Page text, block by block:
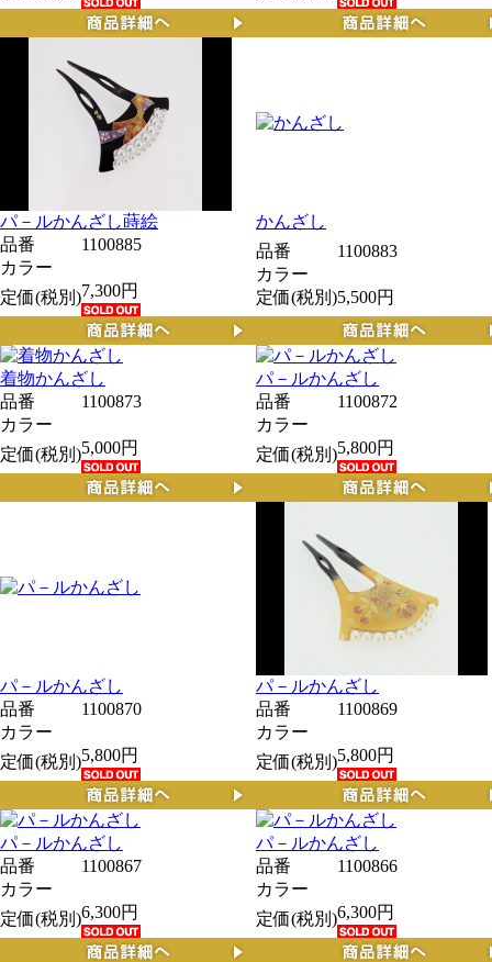
パ－ルかんざし蒔絵
かんざし
品番
1100885
カラー
定価(税別)7,300円
品番
1100883
カラー
定価(税別)5,500円
着物かんざし
パ－ルかんざし
品番
1100873
カラー
定価(税別)5,000円
品番
1100872
カラー
定価(税別)5,800円
パ－ルかんざし
パ－ルかんざし
品番
1100870
カラー
定価(税別)5,800円
品番
1100869
カラー
定価(税別)5,800円
パ－ルかんざし
パ－ルかんざし
品番
1100867
カラー
定価(税別)6,300円
品番
1100866
カラー
定価(税別)6,300円